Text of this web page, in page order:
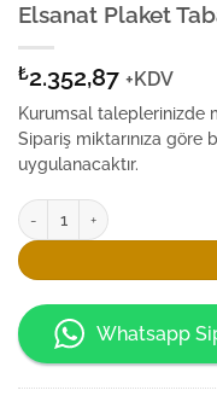
Elsanat Plaket
₺2.352,87 +KDV
Kurumsal taleplerinizde
Sipariş miktarınıza
uygulanacaktır.
Elsanat Plaket Tabak
Whatsapp